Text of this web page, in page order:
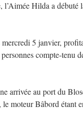
Hilda a débuté
5 janvier,
compte-tenu
arrivée au port du
moteur Bâbord étant